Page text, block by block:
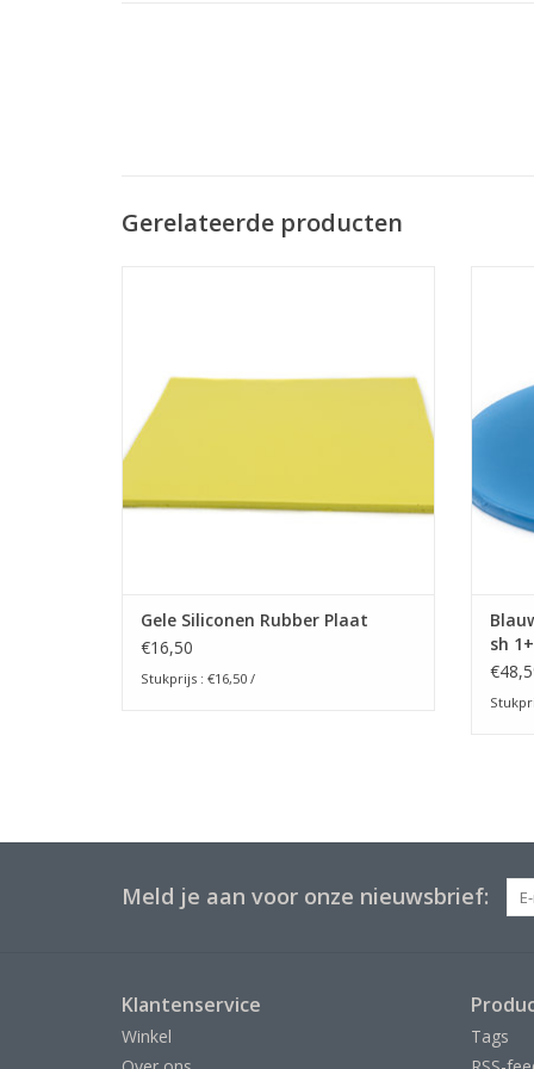
Gerelateerde producten
Gele Siliconen Rubber Plaat
€16,50
Stukprijs : €16,50 /
sh
Meld je aan voor onze nieuwsbrief:
Klantenservice
Winkel
Tags